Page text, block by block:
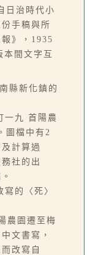
日治時代小
手稿與所
》，1935
間文字互
縣新化鎮的
一九 首陽農
圖檔中有2
計算過
社的出
的〈死〉
農園遷至梅
文書寫，
改寫自